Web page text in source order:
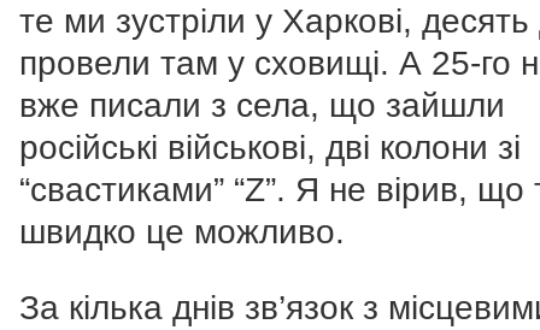
те ми зустріли у Харкові, десять
провели там у сховищі. А 25-го
вже писали з села, що зайшли
російські військові, дві колони зі
“свастиками” “Z”. Я не вірив, що
швидко це можливо.
За кілька днів зв’язок з